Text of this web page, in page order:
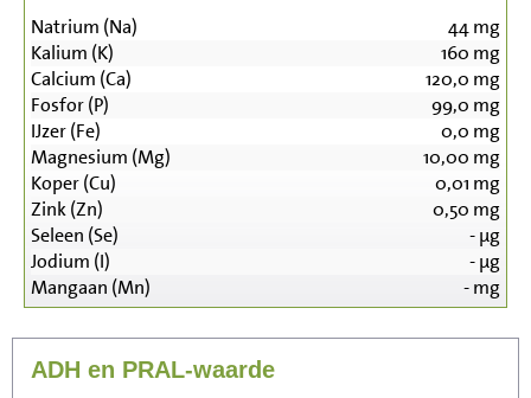
Natrium (Na) 44mg
Kalium (K)
160 mg
Calcium (Ca)
120,0 mg
Fosfor (P)
99,0 mg
IJzer (Fe)
0,0 mg
Magnesium (Mg)
10,00 mg
Koper (Cu)
0,01 mg
Zink (Zn)
0,50 mg
Seleen (Se)
-µg
Jodium (I)
-µg
Mangaan (Mn)
-mg
ADH en PRAL-waarde